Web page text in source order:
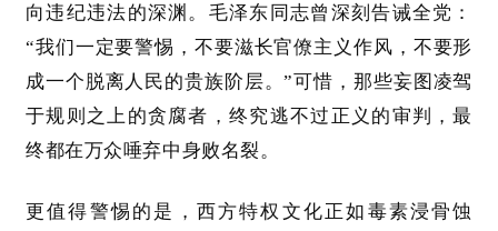
向违纪违法的深渊。毛泽东同志曾深刻告诫全党：
“我们一定要警惕，不要滋长官僚主义作风，不要形
成一个脱离人民的贵族阶层。”可惜，那些妄图凌驾
于规则之上的贪腐者，终究逃不过正义的审判，最
终都在万众唾弃中身败名裂。
更值得警惕的是，西方特权文化正如毒素浸骨蚀